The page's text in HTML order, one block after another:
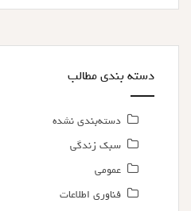
دسته بندی مطالب
دسته‌بندی نشده
سبک زندگی
عمومی
فناوری اطلاعات